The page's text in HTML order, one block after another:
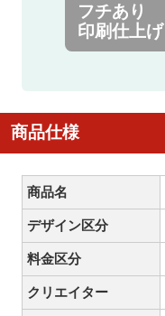
フチあり
印刷仕上げ
商品仕様
商品名
デザイン区分
料金区分
クリエイター